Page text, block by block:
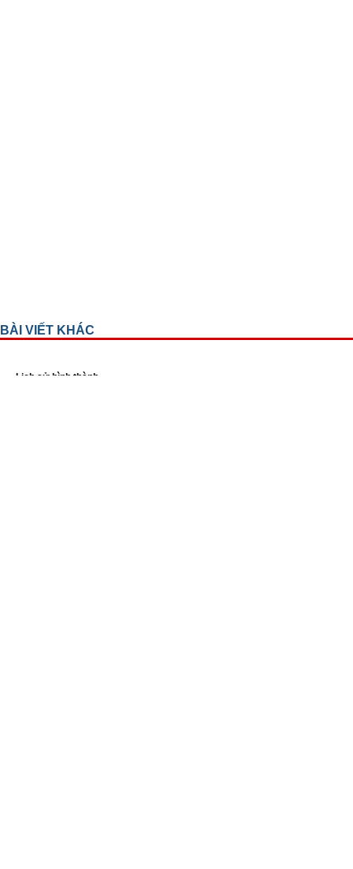
BÀI VIẾT KHÁC
Lịch sử hình thành